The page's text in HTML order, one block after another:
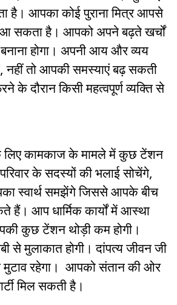
है। आपका कोई पुराना मित्र आपसे
सकता है। आपको अपने बढ़ते खर्चों
होगा। अपनी आय और व्यय
तो आपकी समस्याएं बढ़ सकती
के दौरान किसी महत्वपूर्ण व्यक्ति से
कामकाज के मामले में कुछ टेंशन
के सदस्यों की भलाई सोचेंगे,
स्वार्थ समझेंगे जिससे आपके बीच
आप धार्मिक कार्यों में आस्था
कुछ टेंशन थोड़ी कम होगी।
से मुलाकात होगी। दांपत्य जीवन जी
रहेगा। आपको संतान की ओर
मिल सकती है।